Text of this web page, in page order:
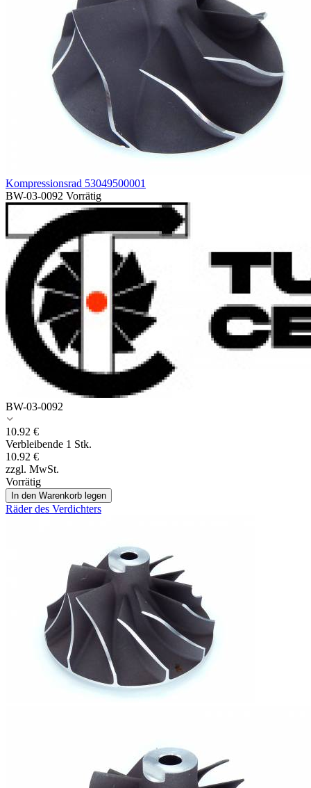
Kompressionsrad 53049500001
BW-03-0092 Vorrätig
BW-03-0092
10.92 €
Verbleibende 1 Stk.
10.92 €
zzgl. MwSt.
Vorrätig
In den Warenkorb legen
Räder des Verdichters